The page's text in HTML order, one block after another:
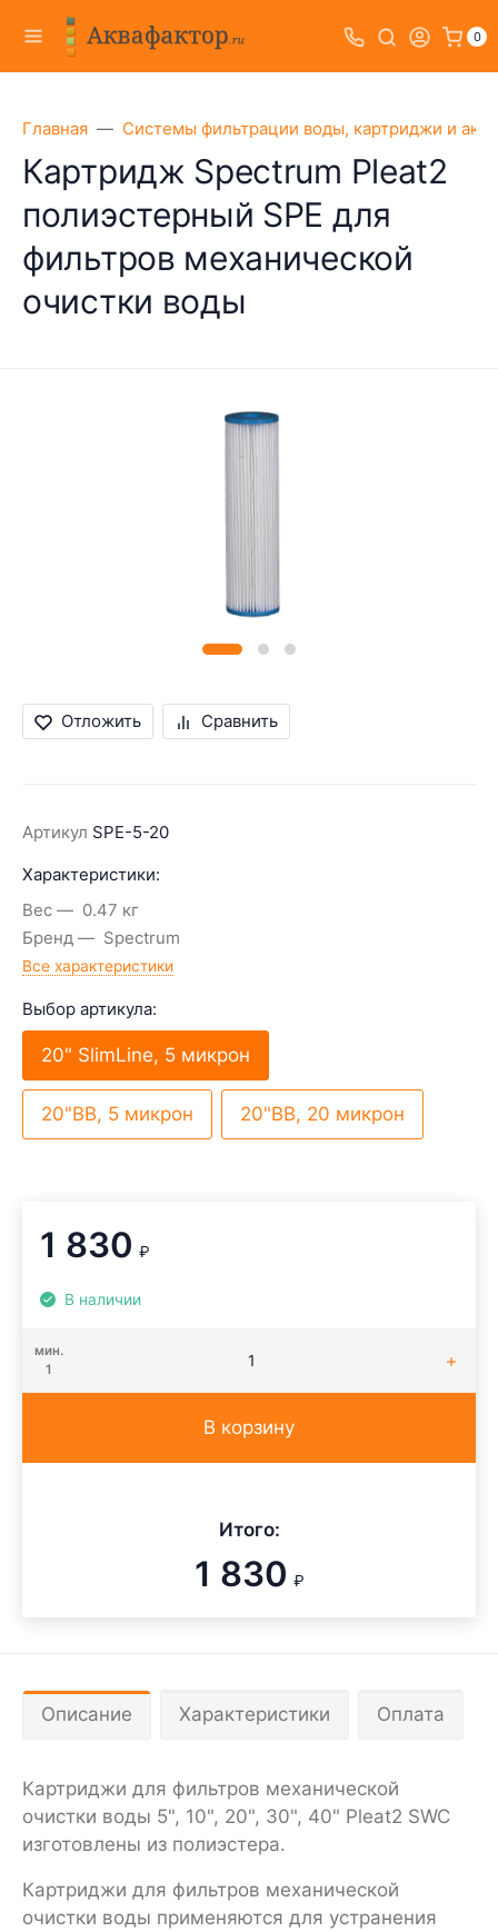
0
Главная Системы фильтрации воды, картриджи и
Картридж Spectrum Pleat2
полиэстерный SPE для
фильтров механической
очистки воды
Отложить Сравнить
Артикул SPE-5-20
Характеристики:
Вес
0.47 кг
Бренд
Spectrum
Все характеристики
Выбор артикула:
20" SlimLine, 5 микрон
20"BB, 5 микрон 20"BB, 20 микрон
1 830 ₽
В наличии
мин.
1
В корзину
Итого:
1 830 ₽
Описание Характеристики Оплата
Картриджи для фильтров механической
очистки воды 5", 10", 20", 30", 40" Pleat2 SWC
изготовлены из полиэстера.
Картриджи для фильтров механической
очистки воды применяются для устранения